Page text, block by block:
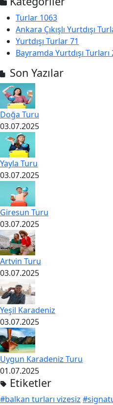
Turlar 1063
Ankara Çıkışlı Yurtdışı
Yurtdışı Turlar71
Bayramda Yurtdışı Turları
Son Yazılar
Doğa Turu
03.07.2025
Yayla Turu
03.07.2025
Giresun Turu
03.07.2025
Artvin Turu
03.07.2025
Yeşil Karadeniz
03.07.2025
Uygun Karadeniz Turu
01.07.2025
Etiketler
#balkan turları vizesiz